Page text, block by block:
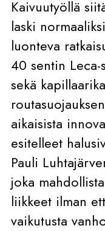
Kaivuutyöllä
laski
luonteva
40 sentin
sekä
aikaisista
esitelleet
Pauli
joka
liikkeet ilman
vaikutusta